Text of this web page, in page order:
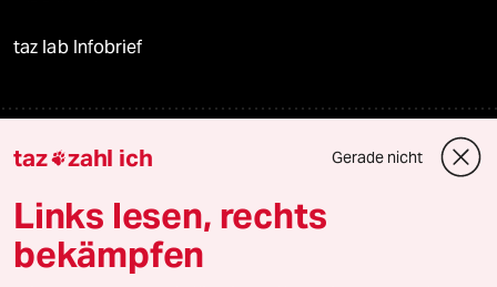
taz lab Infobrief
Veranstaltungen
Demnächst
Vor Ort
taz zahl ich Gerade nicht
Links lesen, rechts
bekämpfen